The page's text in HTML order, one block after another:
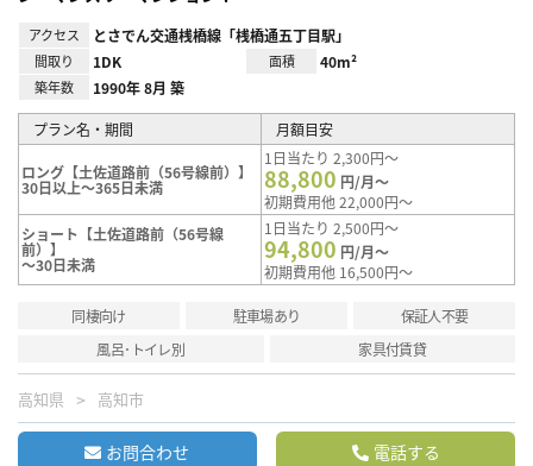
アクセス とさでん交通桟橋線「桟橋通五丁目駅」
間取り 1DK 面積 40m²
築年数 1990年 8月 築
プラン名・期間 月額目安
ロング【土佐道路前（56号線前）】
30日以上～365日未満
1日当たり 2,300円～
88,800 円/月～
初期費用他 22,000円～
ショート【土佐道路前（56号線
前）】
～30日未満
1日当たり 2,500円～
94,800 円/月～
初期費用他 16,500円～
同棲向け 駐車場あり
保証人不要
風呂･トイレ別
家具付賃貸
高知県 高知市
お問合わせ 電話する